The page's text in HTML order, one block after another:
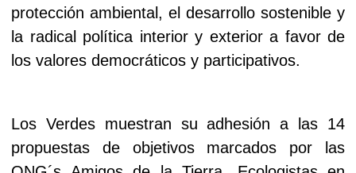
protección ambiental, el desarrollo sostenible y
la radical política interior y exterior a favor de
los valores democráticos y participativos.
Los Verdes muestran su adhesión a las 14
propuestas de objetivos marcados por las